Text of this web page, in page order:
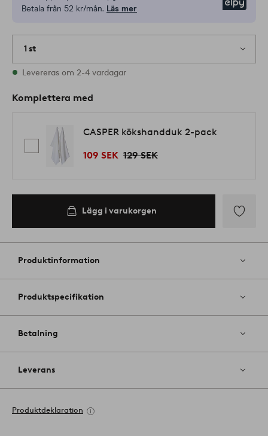
Betala från 52 kr/mån. Läs mer
1 st
I lager
Levereras om 2-4 vardagar
Komplettera med
CASPER kökshandduk 2-pack
109 SEK 129 SEK
Lägg i varukorgen
till
favoriter
Produktinformation
Produktspecifikation
Betalning
Leverans
Produktdeklaration